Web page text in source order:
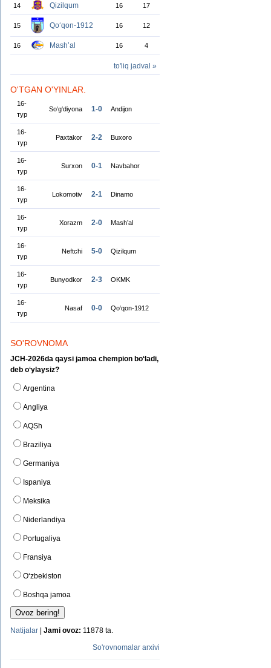
14 Qizilqum 16 17
15 Qo‘qon-1912 16 12
16 Mash’al 16 4
to'liq jadval »
O'TGAN O'YINLAR.
16-
тур
So‘g‘diyona 1-0 Andijon
16-
тур
Paxtakor 2-2 Buxoro
16-
тур
Surxon 0-1 Navbahor
16-
тур
Lokomotiv 2-1 Dinamo
16-
тур
Xorazm 2-0 Mash’al
16-
тур
Neftchi 5-0 Qizilqum
16-
тур
Bunyodkor 2-3 OKMK
16-
тур
Nasaf 0-0 Qo‘qon-1912
SO'ROVNOMA
JCH-2026da qaysi jamoa chempion bo‘ladi,
deb o‘ylaysiz?
Argentina
Angliya
AQSh
Braziliya
Germaniya
Ispaniya
Meksika
Niderlandiya
Portugaliya
Fransiya
O‘zbekiston
Boshqa jamoa
Natijalar | Jami ovoz: 11878 ta.
So'rovnomalar arxivi